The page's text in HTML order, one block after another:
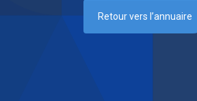
Retour vers l’annuaire